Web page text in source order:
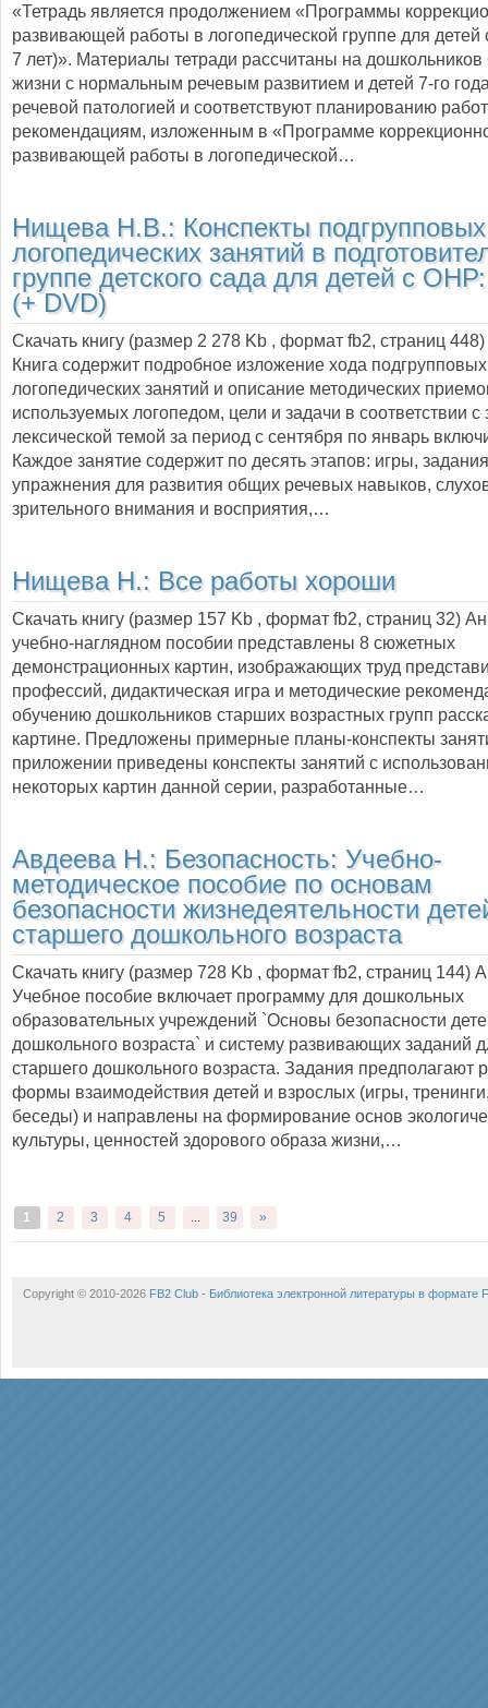
«Тетрадь является продолжением «Программы
развивающей работы в логопедической группе для
7 лет)». Материалы тетради рассчитаны на дошкольников
жизни с нормальным речевым развитием и детей 7-го
речевой патологией и соответствуют планированию
рекомендациям, изложенным в «Программе
развивающей работы в логопедической…
Нищева Н.В.: Конспекты подгрупповых
логопедических занятий в
группе детского сада для детей с
(+ DVD)
Скачать книгу (размер 2 278 Kb , формат fb2, страниц 448
Книга содержит подробное изложение хода подгрупповых
логопедических занятий и описание методических
используемых логопедом, цели и задачи в соответствии с
лексической темой за период с сентября по январь
Каждое занятие содержит по десять этапов: игры,
упражнения для развития общих речевых навыков,
зрительного внимания и восприятия,…
Нищева Н.: Все работы хороши
Скачать книгу (размер 157 Kb , формат fb2, страниц 32)
учебно-наглядном пособии представлены 8 сюжетных
демонстрационных картин, изображающих труд
профессий, дидактическая игра и методические
обучению дошкольников старших возрастных групп
картине. Предложены примерные планы-конспекты
приложении приведены конспекты занятий с
некоторых картин данной серии, разработанные…
Авдеева Н.: Безопасность: Учебно-
методическое пособие по основам
безопасности жизнедеятельности
старшего дошкольного возраста
Скачать книгу (размер 728 Kb , формат fb2, страниц 144)
Учебное пособие включает программу для дошкольных
образовательных учреждений `Основы безопасности
дошкольного возраста` и систему развивающих заданий
старшего дошкольного возраста. Задания предполагают
формы взаимодействия детей и взрослых (игры,
беседы) и направлены на формирование основ
культуры, ценностей здорового образа жизни,…
1 2 3 4 5 ... 39 »
Copyright © 2010-2026 FB2 Club - Библиотека электронной литературы в формате